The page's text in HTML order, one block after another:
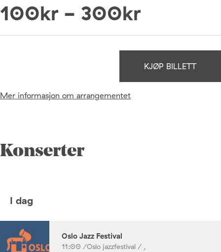
100kr - 300kr
KJØP BILLETT
Mer informasjon om arrangementet
Konserter
I dag
Oslo Jazz Festival
11:00 /Oslo jazzfestival / ,